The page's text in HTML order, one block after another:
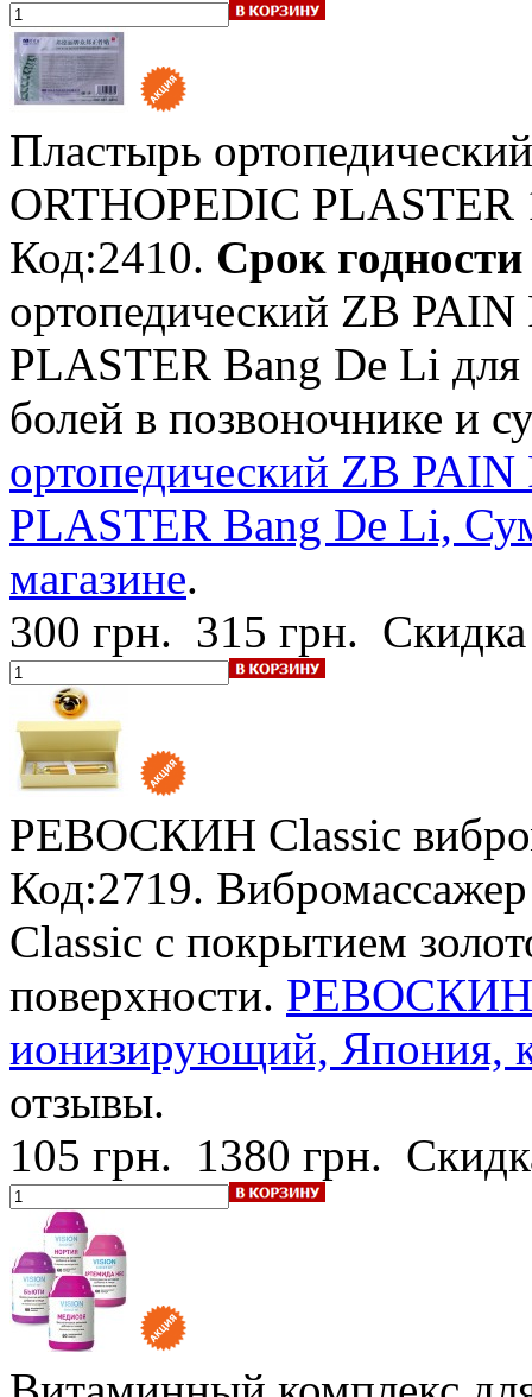
Пластырь
ORTHOPEDIC PLASTER
Код:2410. Срок
ортопедический ZB
PLASTER Bang De Li
болей в позвоночнике и
ортопедический ZB
PLASTER Bang De Li,
магазине.
300 грн. 315 грн.
РЕВОСКИН Classic
Код:2719.
Classic с покрытием
поверхности. РЕВОСКИН
ионизирующий, Япония,
отзывы.
105 грн. 1380 грн.